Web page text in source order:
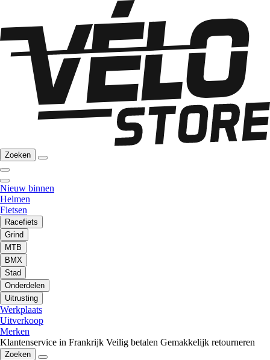
Zoeken
Nieuw binnen
Helmen
Fietsen
Racefiets
Grind
MTB
BMX
Stad
Onderdelen
Uitrusting
Werkplaats
Uitverkoop
Merken
Klantenservice in Frankrijk Veilig betalen Gemakkelijk retourneren
Zoeken